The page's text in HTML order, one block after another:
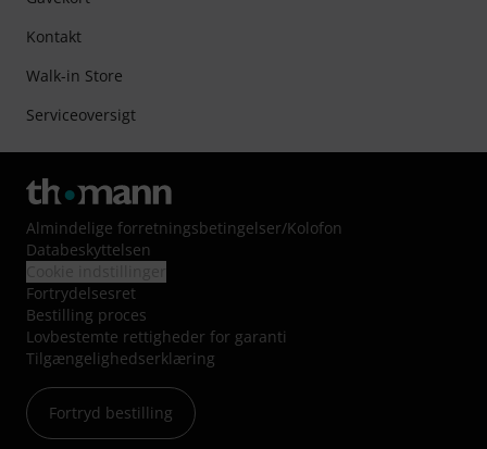
Kontakt
Walk-in Store
Serviceoversigt
Almindelige forretningsbetingelser/Kolofon
Databeskyttelsen
Fortrydelsesret
Bestilling proces
Lovbestemte rettigheder for garanti
Tilgængelighedserklæring
Fortryd bestilling